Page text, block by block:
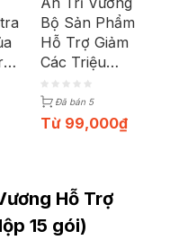
Bộ Sản Phẩm
Hỗ Trợ Giảm
Các Triệu
Chứng Trĩ
Đã bán 5
Từ 99,000₫
Hỗ Trợ
15 gói)